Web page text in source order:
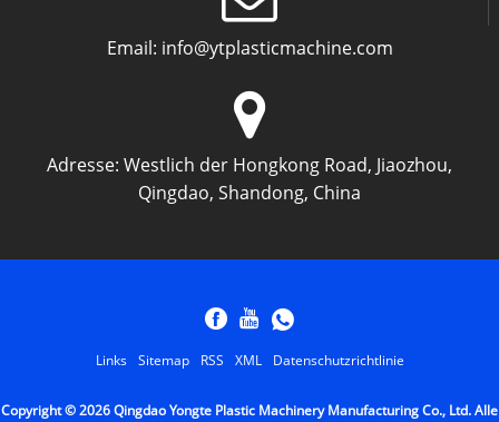
Email: info@ytplasticmachine.com
Adresse: Westlich der Hongkong Road, Jiaozhou,
Qingdao, Shandong, China
Links Sitemap RSS XML Datenschutzrichtlinie
Copyright © 2026 Qingdao Yongte Plastic Machinery Manufacturing Co., Ltd. Alle